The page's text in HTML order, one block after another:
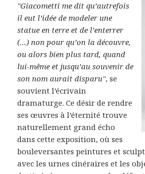
"Giacometti me dit qu’autrefois
il eut l’idée de modeler une
statue en terre et de l’enterrer
(…) non pour qu’on la découvre,
ou alors bien plus tard, quand
lui-même et jusqu’au souvenir de
son nom aurait disparu", se
souvient l’écrivain
dramaturge. Ce désir de rendre
ses œuvres à l’éternité trouve
naturellement grand écho
dans cette exposition, où ses
bouleversantes peintures et
avec les urnes cinéraires et les